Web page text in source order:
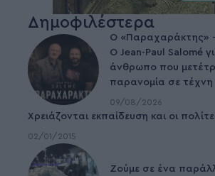
Δημοφιλέστερα
Ο «Παραχαράκτης» –
Ο Jean-Paul Salomé
άνθρωπο που
παρανομία σε τέχνη
09/08/2026
Χρειάζονται εκπαίδευση και οι
02/01/2015
Ζούμε σε ένα